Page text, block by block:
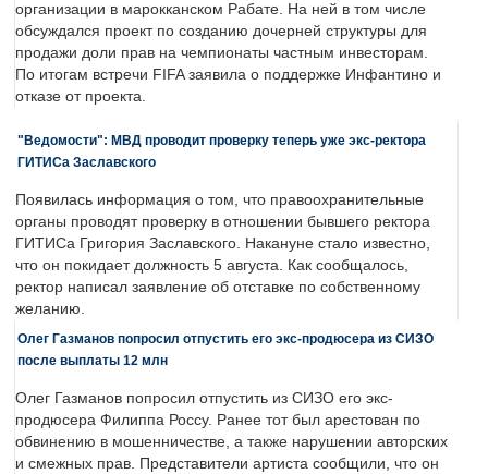
организации в марокканском Рабате. На ней в том числе
обсуждался проект по созданию дочерней структуры для
продажи доли прав на чемпионаты частным инвесторам.
По итогам встречи FIFA заявила о поддержке Инфантино и
отказе от проекта.
"Ведомости": МВД проводит проверку теперь уже экс-ректора
ГИТИСа Заславского
Появилась информация о том, что правоохранительные
органы проводят проверку в отношении бывшего ректора
ГИТИСа Григория Заславского. Накануне стало известно,
что он покидает должность 5 августа. Как сообщалось,
ректор написал заявление об отставке по собственному
желанию.
Олег Газманов попросил отпустить его экс-продюсера из СИЗО
после выплаты 12 млн
Олег Газманов попросил отпустить из СИЗО его экс-
продюсера Филиппа Россу. Ранее тот был арестован по
обвинению в мошенничестве, а также нарушении авторских
и смежных прав. Представители артиста сообщили, что он